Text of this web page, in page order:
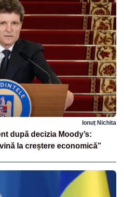
Ionuț Nichita
după decizia Moody’s:
la creștere economică”